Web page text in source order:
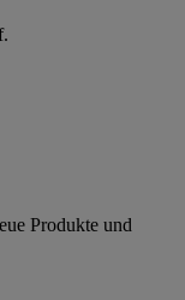
Produkte und